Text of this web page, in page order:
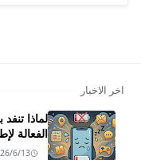
اخر الاخبار
لماذا
الفعالة
6/13